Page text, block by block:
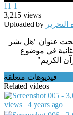
0
seconds
of
0
seconds
11 1
3,215 views
Uploaded by التحرير
تحت عنوان "هل بشر
في موضوع
الكريم"
فيديوهات متعلقة
Related videos
views | 4 years ago